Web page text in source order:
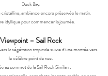
Duck Bay.
cristalline, ambiance encore préservée le matin.
idyllique pour commencer la journée.
Viewpoint – Sail Rock
la végétation tropicale suivie d’une montée vers
le célèbre point de vue.
au sommet de la Sail Rock Similan :